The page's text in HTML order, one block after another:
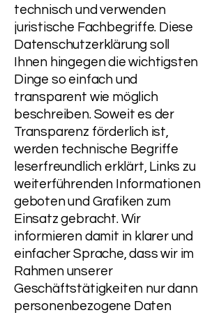
technisch und verwenden
juristische Fachbegriffe. Diese
Datenschutzerklärung soll
Ihnen hingegen die wichtigsten
Dinge so einfach und
transparent wie möglich
beschreiben. Soweit es der
Transparenz förderlich ist,
werden technische Begriffe
leserfreundlich erklärt, Links zu
weiterführenden Informationen
geboten und Grafiken zum
Einsatz gebracht. Wir
informieren damit in klarer und
einfacher Sprache, dass wir im
Rahmen unserer
Geschäftstätigkeiten nur dann
personenbezogene Daten